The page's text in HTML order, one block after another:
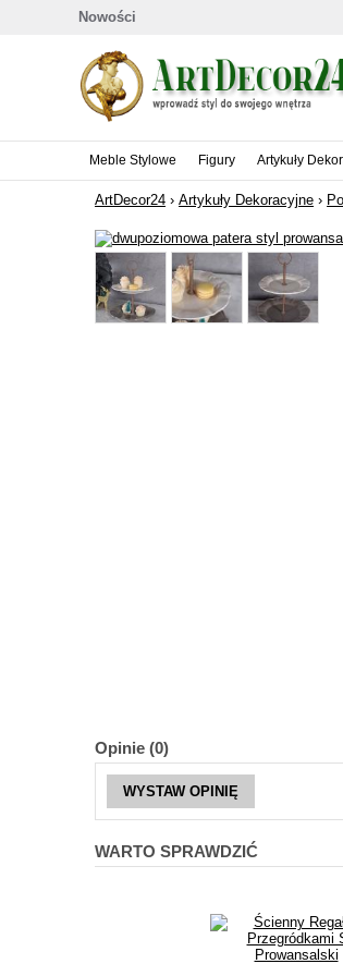
Nowości
Meble Stylowe Figury Artykuły
ArtDecor24 › Artykuły Dekoracyjne ›
Opinie (0)
WYSTAW OPINIĘ
WARTO SPRAWDZIĆ